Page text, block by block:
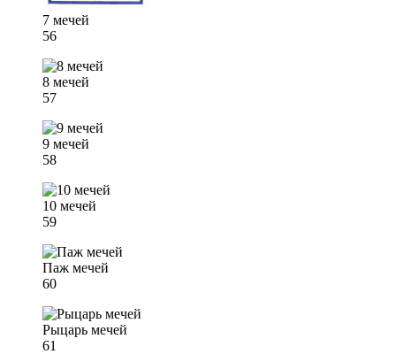
7 мечей
56
8 мечей
57
9 мечей
58
10 мечей
59
Паж мечей
60
Рыцарь мечей
61